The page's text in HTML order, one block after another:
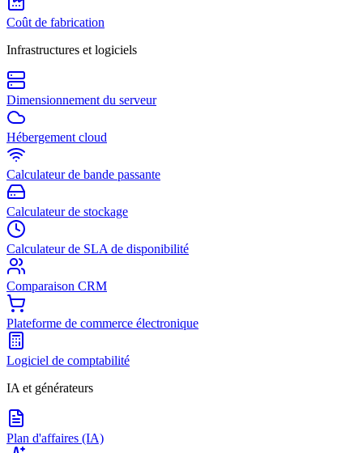
Coût de fabrication
Infrastructures et logiciels
Dimensionnement du serveur
Hébergement cloud
Calculateur de bande passante
Calculateur de stockage
Calculateur de SLA de disponibilité
Comparaison CRM
Plateforme de commerce électronique
Logiciel de comptabilité
IA et générateurs
Plan d'affaires (IA)